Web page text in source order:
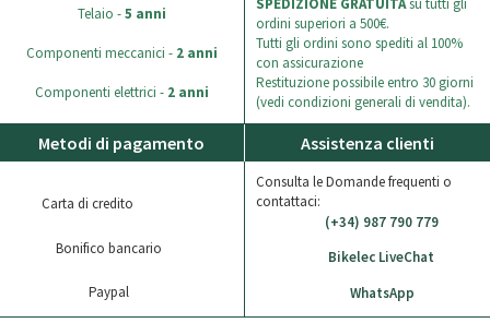
Telaio -5 anni
Componenti meccanici - 2 anni
Componenti elettrici - 2 anni
SPEDIZIONE GRATUITAsu tutti gli
ordini superiori a 500€.
Tutti gli ordini sono spediti al 100%
con assicurazione
Restituzione possibile entro 30 giorni
(vedi condizioni generali di vendita).
Metodi di pagamento
Carta di credito
Bonifico bancario
Paypal
Assistenza clienti
Consulta le Domande frequenti o
contattaci:
(+34) 987 790 779
Bikelec LiveChat
WhatsApp